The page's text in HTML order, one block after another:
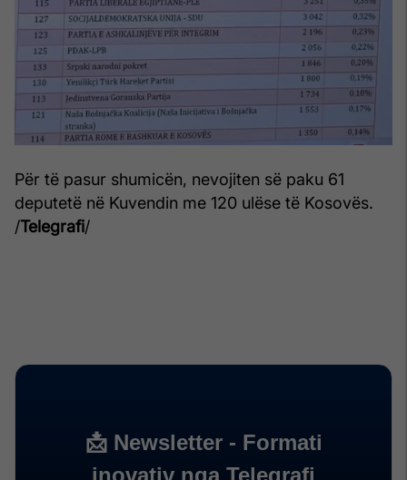
Për të pasur shumicën, nevojiten së paku 61
deputetë në Kuvendin me 120 ulëse të Kosovës.
/Telegrafi/